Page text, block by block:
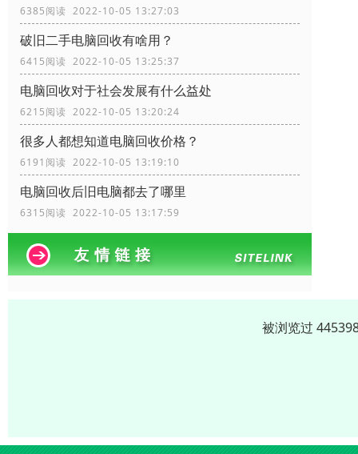
6385阅读 2022-10-05 13:27:03
破旧二手电脑回收有啥用？
6415阅读 2022-10-05 13:25:37
电脑回收对于社会发展有什么益处
6215阅读 2022-10-05 13:20:24
很多人都想知道电脑回收价格？
6191阅读 2022-10-05 13:19:10
电脑回收后旧电脑都去了哪里
6315阅读 2022-10-05 13:17:59
被浏览过